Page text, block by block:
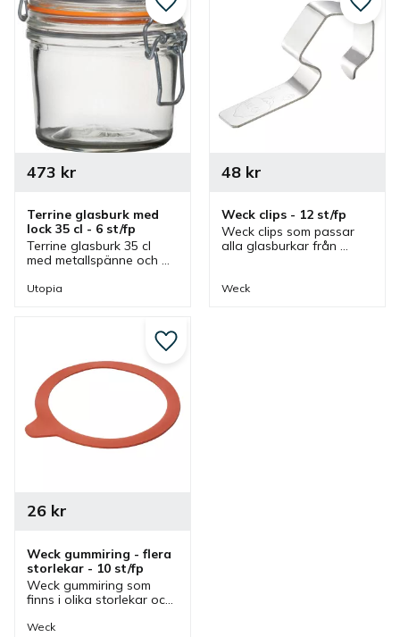
Terrine glasburk med
lock 35 cl - 6 st/fp
Terrine glasburk 35 cl
med metallspänne och
Utopia. Glasburk som
473 kr
Utopia
Lägg till i favoriter
Weck clips - 12 st/fp
Weck clips som passar
alla glasburkar från
gummiring gör att Weck
48kr
Weck
Lägg
Weck gummiring - flera
storlekar - 10 st/fp
Weck gummiring som
finns i olika storlekar och
Wecks. En gummiring
26kr
Weck
Lägg till i favoriter